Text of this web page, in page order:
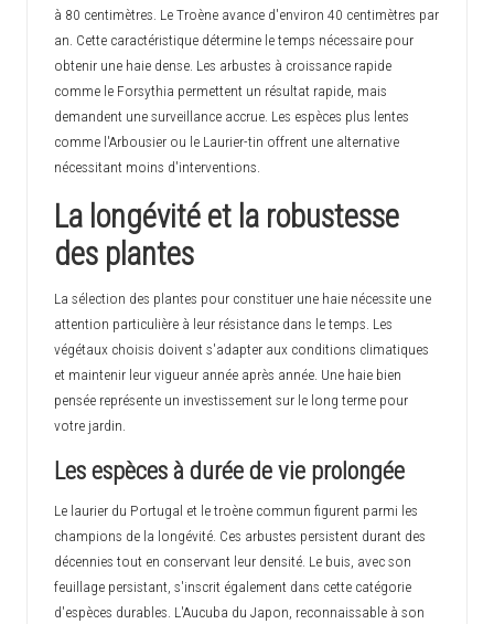
à 80 centimètres. Le Troène avance d'environ 40 centimètres par
an. Cette caractéristique détermine le temps nécessaire pour
obtenir une haie dense. Les arbustes à croissance rapide
comme le Forsythia permettent un résultat rapide, mais
demandent une surveillance accrue. Les espèces plus lentes
comme l'Arbousier ou le Laurier-tin offrent une alternative
nécessitant moins d'interventions.
La longévité et la robustesse
des plantes
La sélection des plantes pour constituer une haie nécessite une
attention particulière à leur résistance dans le temps. Les
végétaux choisis doivent s'adapter aux conditions climatiques
et maintenir leur vigueur année après année. Une haie bien
pensée représente un investissement sur le long terme pour
votre jardin.
Les espèces à durée de vie prolongée
Le laurier du Portugal et le troène commun figurent parmi les
champions de la longévité. Ces arbustes persistent durant des
décennies tout en conservant leur densité. Le buis, avec son
feuillage persistant, s'inscrit également dans cette catégorie
d'espèces durables. L'Aucuba du Japon, reconnaissable à son